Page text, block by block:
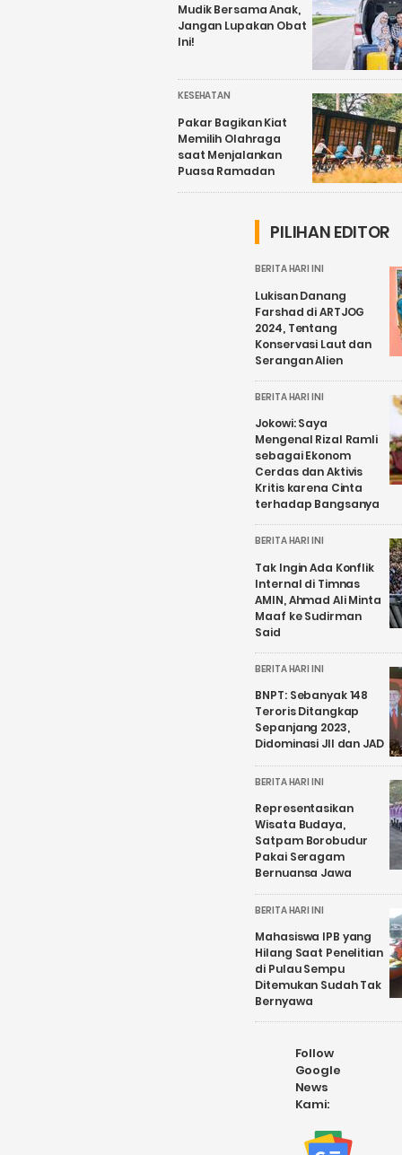
Mudik Bersama Anak,
Jangan Lupakan Obat
Ini!
KESEHATAN
Pakar Bagikan Kiat
Memilih Olahraga
saat Menjalankan
Puasa Ramadan
PILIHAN EDITOR
BERITA HARI INI
Lukisan Danang
Farshad di ARTJOG
2024, Tentang
Konservasi Laut dan
Serangan Alien
BERITA HARI INI
Jokowi: Saya
Mengenal Rizal Ramli
sebagai Ekonom
Cerdas dan Aktivis
Kritis karena Cinta
terhadap Bangsanya
BERITA HARI INI
Tak Ingin Ada Konflik
Internal di Timnas
AMIN, Ahmad Ali Minta
Maaf ke Sudirman
Said
BERITA HARI INI
BNPT: Sebanyak 148
Teroris Ditangkap
Sepanjang 2023,
Didominasi JII dan JAD
BERITA HARI INI
Representasikan
Wisata Budaya,
Satpam Borobudur
Pakai Seragam
Bernuansa Jawa
BERITA HARI INI
Mahasiswa IPB yang
Hilang Saat Penelitian
di Pulau Sempu
Ditemukan Sudah Tak
Bernyawa
Follow
Google
News
Kami: